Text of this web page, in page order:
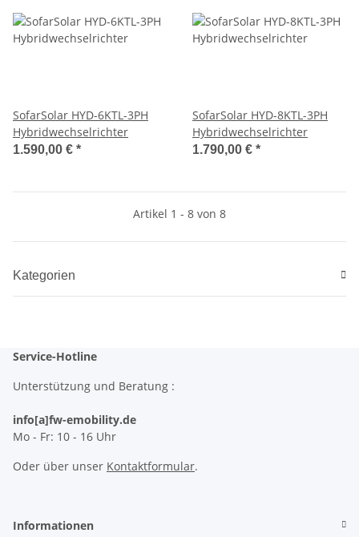
SofarSolar HYD-6KTL-3PH
Hybridwechselrichter
1.590,00 € *
SofarSolar HYD-8KTL-3PH
Hybridwechselrichter
1.790,00 € *
Artikel 1 - 8 von 8
Kategorien
Service-Hotline
Unterstützung und Beratung :
info[a]fw-emobility.de
Mo - Fr: 10 - 16 Uhr
Oder über unser Kontaktformular.
Informationen